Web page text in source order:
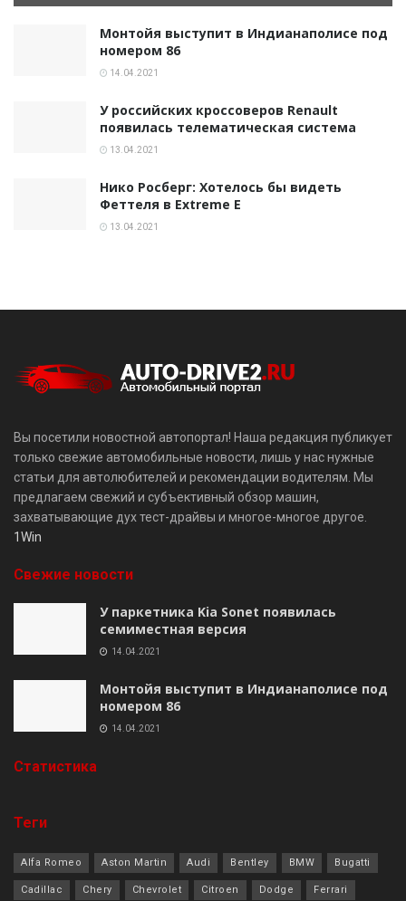
Монтойя выступит в Индианаполисе под
номером 86
14.04.2021
У российских кроссоверов Renault
появилась телематическая система
13.04.2021
Нико Росберг: Хотелось бы видеть
Феттеля в Extreme E
13.04.2021
Вы посетили новостной автопортал! Наша редакция публикует
только свежие автомобильные новости, лишь у нас нужные
статьи для автолюбителей и рекомендации водителям. Мы
предлагаем свежий и субъективный обзор машин,
захватывающие дух тест-драйвы и многое-многое другое.
1Win
Свежие новости
У паркетника Kia Sonet появилась
семиместная версия
14.04.2021
Монтойя выступит в Индианаполисе под
номером 86
14.04.2021
Cтатистика
Теги
Alfa Romeo Aston Martin Audi Bentley BMW Bugatti
Cadillac Chery Chevrolet Citroen Dodge Ferrari